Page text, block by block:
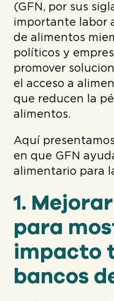
(GFN, por sus
importante labor
de alimentos
políticos y
promover
el acceso a
que reducen la
alimentos.
Aquí
en que GFN
alimentario para
1.
para
impacto
bancos